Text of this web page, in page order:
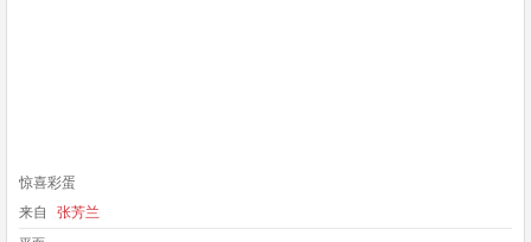
惊喜彩蛋
来自
张芳兰